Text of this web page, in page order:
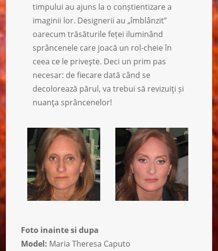
timpului au ajuns la o conștientizare a
imaginii lor. Designerii au „îmblânzit”
oarecum trăsăturile feței iluminând
sprâncenele care joacă un rol-cheie în
ceea ce le priveşte. Deci un prim pas
necesar: de fiecare dată când se
decolorează părul, va trebui să revizuiţi și
nuanţa sprâncenelor!
Foto inainte si dupa
Model: Maria Theresa Caputo